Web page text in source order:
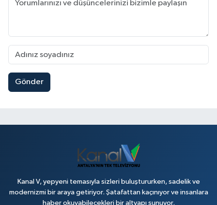
Gönder
Kanal V, yepyeni temasıyla sizleri buluştururken, sadelik ve
modernizmi bir araya getiriyor. Şatafattan kaçınıyor ve insanlara
haber okuyabilecekleri bir altyapı sunuyor.